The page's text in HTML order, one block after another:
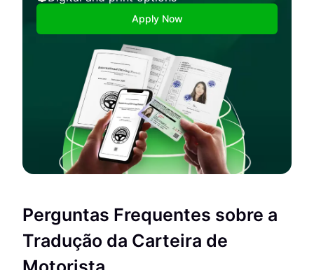
Apply Now
Perguntas Frequentes sobre a
Tradução da Carteira de